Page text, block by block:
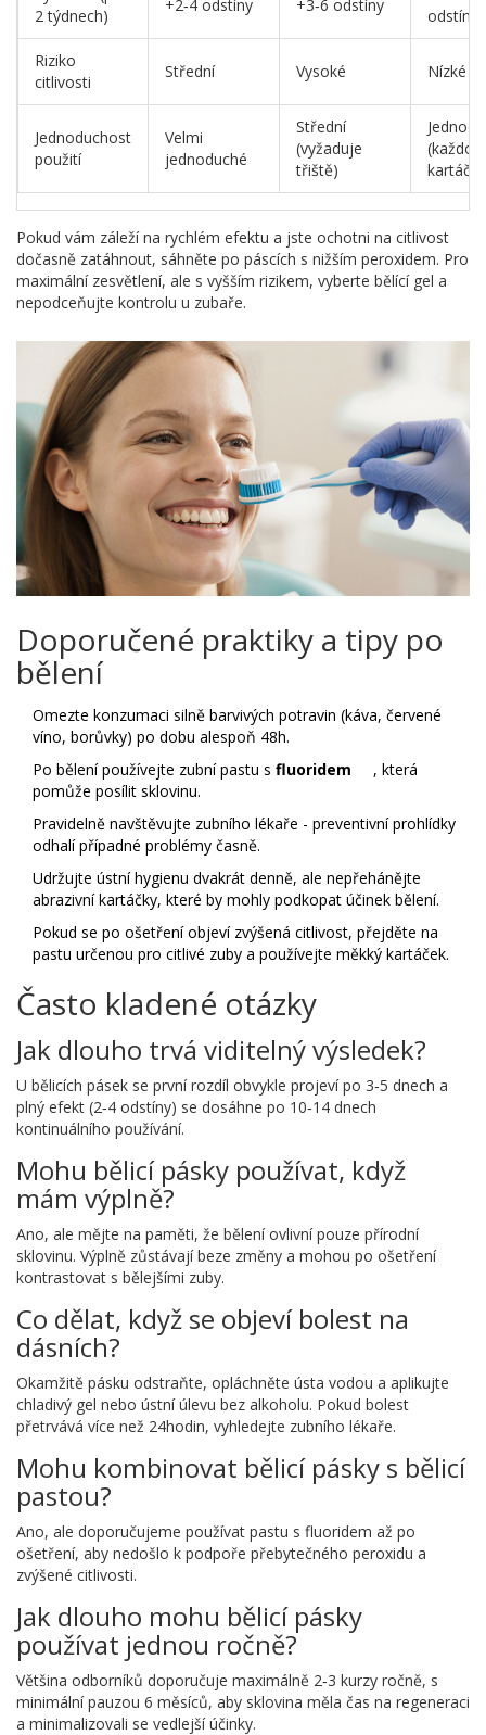
2 týdnech)
+2‑4 odstíny +3‑6 odstíny
odstíny
Riziko
citlivosti
Střední Vysoké Nízké
Jednoduchost
použití
Velmi
jednoduché
Střední
(vyžaduje
třiště)
Pokud vám záleží na rychlém efektu a jste ochotni na citlivost
dočasně zatáhnout, sáhněte po páscích s nižším peroxidem. Pro
maximální zesvětlení, ale s vyšším rizikem, vyberte bělící gel a
nepodceňujte kontrolu u zubaře.
Doporučené praktiky a tipy po
bělení
Omezte konzumaci silně barvivých potravin (káva, červené
víno, borůvky) po dobu alespoň 48h.
Po bělení používejte zubní pastu s fluoridem
, která
pomůže posílit sklovinu.
Pravidelně navštěvujte zubního lékaře - preventivní prohlídky
odhalí případné problémy časně.
Udržujte ústní hygienu dvakrát denně, ale nepřehánějte
abrazivní kartáčky, které by mohly podkopat účinek bělení.
Pokud se po ošetření objeví zvýšená citlivost, přejděte na
pastu určenou pro citlivé zuby a používejte měkký kartáček.
Často kladené otázky
Jak dlouho trvá viditelný výsledek?
U bělicích pásek se první rozdíl obvykle projeví po 3‑5 dnech a
plný efekt (2‑4 odstíny) se dosáhne po 10‑14 dnech
kontinuálního používání.
Mohu bělicí pásky používat, když
mám výplně?
Ano, ale mějte na paměti, že bělení ovlivní pouze přírodní
sklovinu. Výplně zůstávají beze změny a mohou po ošetření
kontrastovat s bělejšími zuby.
Co dělat, když se objeví bolest na
dásních?
Okamžitě pásku odstraňte, opláchněte ústa vodou a aplikujte
chladivý gel nebo ústní úlevu bez alkoholu. Pokud bolest
přetrvává více než 24hodin, vyhledejte zubního lékaře.
Mohu kombinovat bělicí pásky s bělicí
pastou?
Ano, ale doporučujeme používat pastu s fluoridem až po
ošetření, aby nedošlo k podpoře přebytečného peroxidu a
zvýšené citlivosti.
Jak dlouho mohu bělicí pásky
používat jednou ročně?
Většina odborníků doporučuje maximálně 2‑3 kurzy ročně, s
minimální pauzou 6 měsíců, aby sklovina měla čas na regeneraci
a minimalizovali se vedlejší účinky.